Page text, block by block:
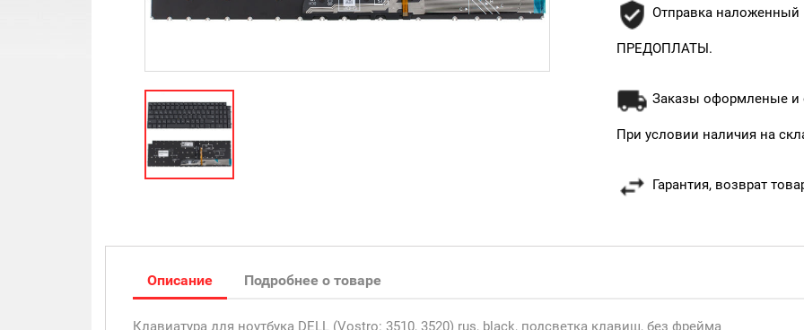
Отправка наложенный
ПРЕДОПЛАТЫ.
Заказы оформленые и
При условии наличия на
Гарантия, возврат
Описание Подробнее о товаре
Клавиатура для ноутбука DELL (Vostro: 3510, 3520) rus, black, подсветка клавиш, без фрейма